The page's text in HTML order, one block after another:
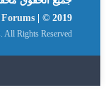
Forums | © 2019
Rights Reserved